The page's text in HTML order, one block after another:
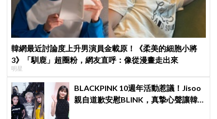
韓網最近討論度上升男演員金載原！《柔美的細胞小將
3》「馴鹿」超圈粉，網友直呼：像從漫畫走出來
明星
BLACKPINK 10週年活動惹議！Jisoo
親自道歉安慰BLINK，真摯心聲讓韓